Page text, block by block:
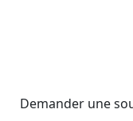
Demander une